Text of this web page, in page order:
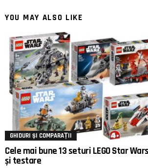
YOU MAY ALSO LIKE
GHIDURI ȘI COMPARAȚII
Cele mai bune 13 seturi LEGO Star
și testare